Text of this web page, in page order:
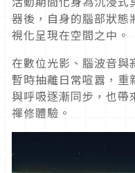
器後，自身的腦部狀態
視化呈現在空間之中。
在數位光影、腦波音與
暫時抽離日常喧囂，重
與呼吸逐漸同步，也帶
禪修體驗。